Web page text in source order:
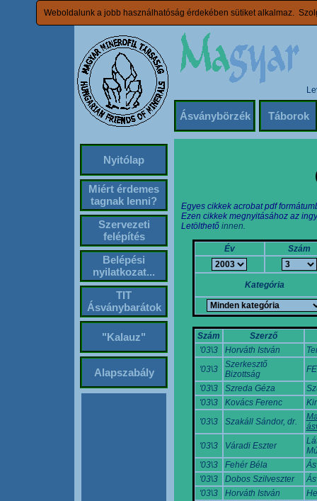
Weboldalunk a jobb használhatóság érdekében sütiket alkalmaz.
Ásványbörzék Táborok
Nyitólap
Miért érdemes
tagnak lenni?
Szervezeti
felépítés
Belépési
nyilatkozat...
TIT
Ásványbarátok
"Kalauz"
Alapszabály
Egyes cikkek acrobat pdf
Ezen cikkek megnyitásához az
Letölthető innen.
Év Szám
Kategória
Szám
Szerző
'03\3
Horváth István
'03\3
Szerkesztő
Bizottság
'03\3
Szreda Géza
'03\3
Kovács Ferenc
'03\3
Szakáll Sándor, dr.
'03\3
Váradi Eszter
'03\3
Fehér Béla
'03\3
Dobos Szilveszter
'03\3
Horváth István